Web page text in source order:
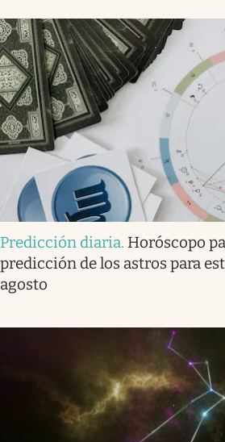
Predicción diaria. Horóscopo
predicción de los astros para
agosto